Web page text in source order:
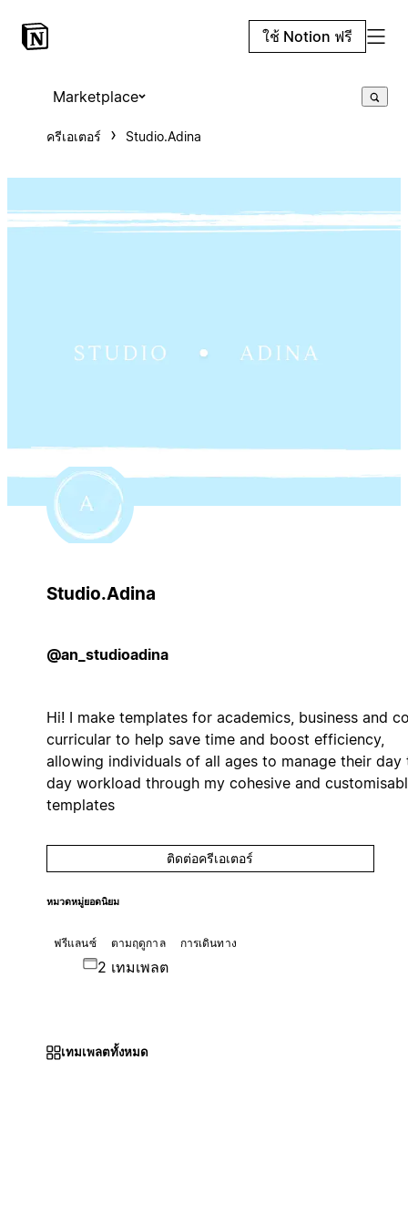
ใช้ Notion ฟรี
Marketplace
ครีเอเตอร์ Studio.Adina
Studio.Adina
@an_studioadina
Hi! I make templates for academics, business and
curricular to help save time and boost efficiency,
allowing individuals of all ages to manage their day
day workload through my cohesive and
templates
ติดต่อครีเอเตอร์
หมวดหมู่ยอดนิยม
ฟรีแลนซ์ ตามฤดูกาล การเดินทาง
2 เทมเพลต
เทมเพลตทั้งหมด